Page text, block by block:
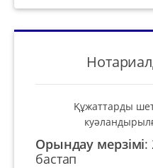
Құжаттарды
Орындау мерзімі:
бастап